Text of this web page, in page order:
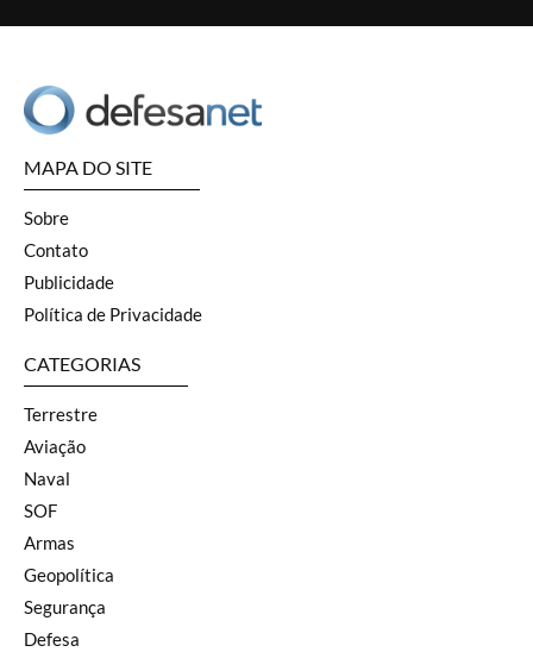
MAPA DO SITE
Sobre
Contato
Publicidade
Política de Privacidade
CATEGORIAS
Terrestre
Aviação
Naval
SOF
Armas
Geopolítica
Segurança
Defesa